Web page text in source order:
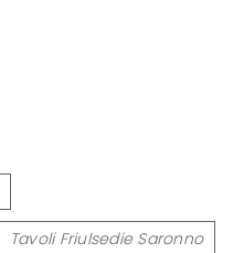
Tavoli Friulsedie Saronno